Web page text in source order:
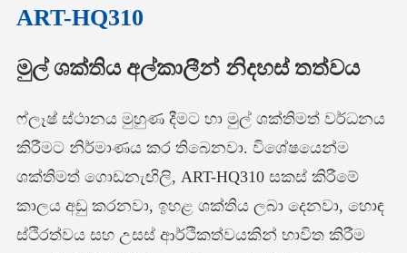
ART-HQ310
මුල් ශක්තිය අල්කාලීන් නිදහස් තත්වය
ෆ්ලෑෂ් ස්ථානය මුහුණ දීමට හා මුල් ශක්තිමත් වර්ධනය
කිරීමට නිර්මාණය කර තිබෙනවා. විශේෂයෙන්ම
ශක්තිමත් ගොඩනැඟිලි, ART-HQ310 සකස් කිරීමේ
කාලය අඩු කරනවා, ඉහළ ශක්තිය ලබා දෙනවා, හොඳ
ස්ථිරත්වය සහ උසස් ආර්ථිකත්වයකින් භාවිත කිරීම